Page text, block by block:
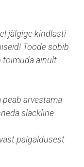
jälgige kindlasti
Toode sobib
toimuda ainult
peab arvestama
slackline
paigaldusest